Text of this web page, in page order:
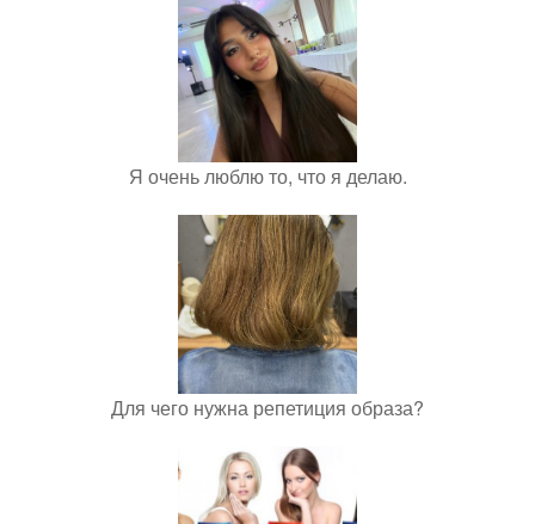
Я очень люблю то, что я делаю.
Для чего нужна репетиция образа?